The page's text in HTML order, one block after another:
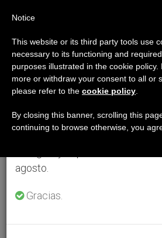
Aviso importante
Del 27 de julio al 7 de agosto
anual, aprovechando que en el
se generan menos
agosto.
Gracias.
Notice
This website or its third party tools use
necessary to its functioning and
purposes illustrated in the cookie policy.
more or withdraw your consent to all or
please refer to the cookie policy
By closing this banner, scrolling this
continuing to browse otherwise, you